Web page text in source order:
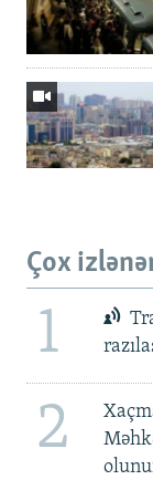
Çox
1
2